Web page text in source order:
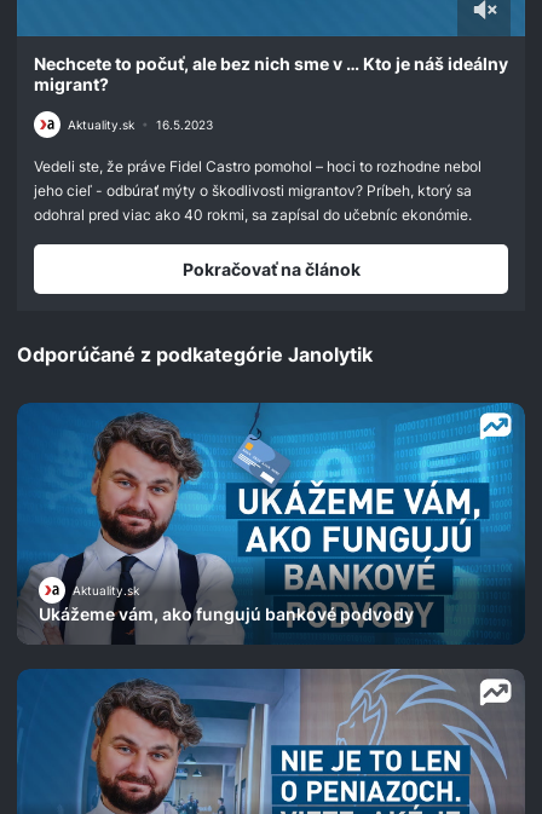
14
16
seconds
Nechcete to počuť, ale bez nich sme v … Kto je náš ideálny
migrant?
Aktuality.sk • 16.5.2023
Vedeli ste, že práve Fidel Castro pomohol – hoci to rozhodne nebol
jeho cieľ - odbúrať mýty o škodlivosti migrantov? Príbeh, ktorý sa
odohral pred viac ako 40 rokmi, sa zapísal do učebníc ekonómie.
Pokračovať na článok
Odporúčané z podkategórie Janolytik
Aktuality.sk
Ukážeme vám, ako fungujú bankové podvody